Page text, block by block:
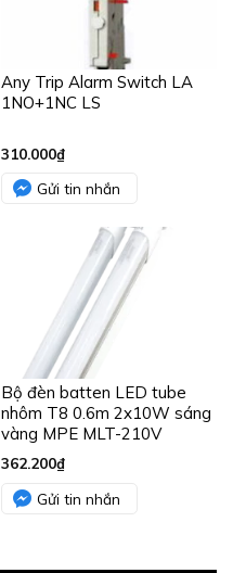
Any Trip Alarm Switch LA
1NO+1NC LS
310.000₫
Gửi tin nhắn
Bộ đèn batten LED tube
nhôm T8 0.6m 2x10W sáng
vàng MPE MLT-210V
362.200₫
Gửi tin nhắn